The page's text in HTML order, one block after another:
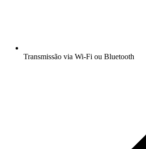
Transmissão via Wi-Fi ou Bluetooth